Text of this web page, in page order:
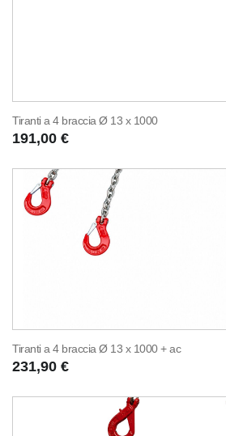
Tiranti a 4 braccia Ø 13 x 1000
191,00 €
Tiranti a 4 braccia Ø 13 x 1000 + ac
231,90 €